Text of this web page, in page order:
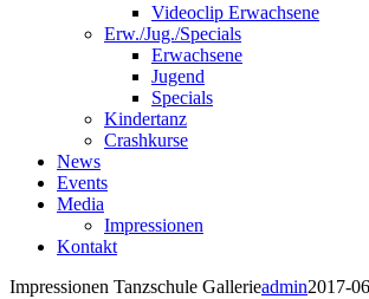
Videoclip Erwachsene
Erw./Jug./Specials
Erwachsene
Jugend
Specials
Kindertanz
Crashkurse
News
Events
Media
Impressionen
Kontakt
Impressionen Tanzschule Gallerieadmin2017-